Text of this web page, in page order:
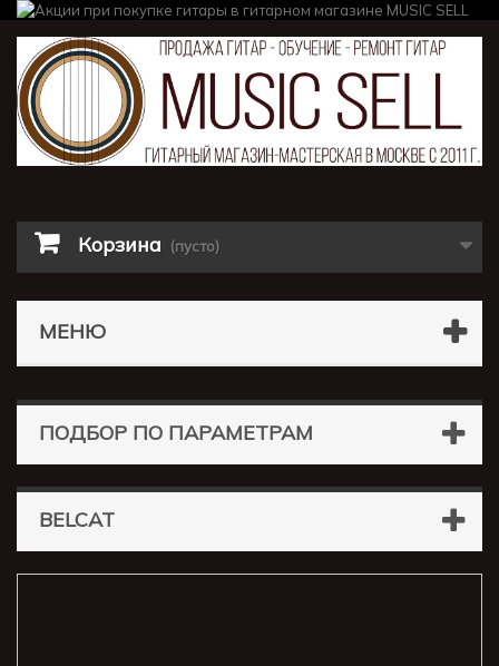
Корзина (пусто)
МЕНЮ
ПОДБОР ПО ПАРАМЕТРАМ
BELCAT